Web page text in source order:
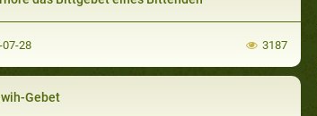
28 3187
Gebet